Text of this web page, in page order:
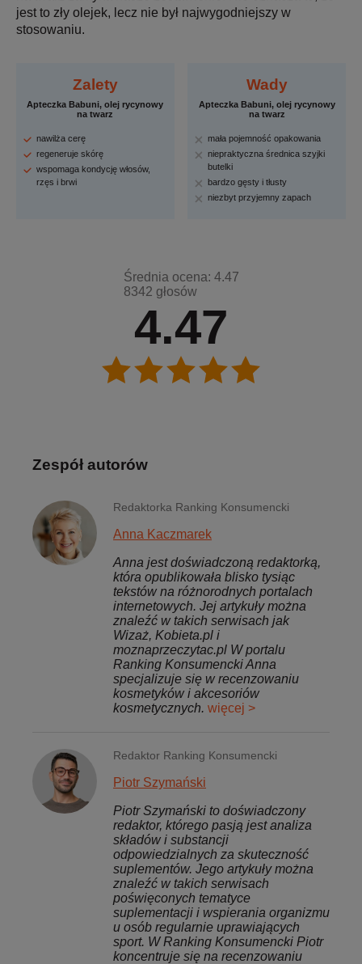
jest to zły olejek, lecz nie był najwygodniejszy w
stosowaniu.
Zalety
Apteczka Babuni, olej rycynowy
na twarz
nawilża cerę
regeneruje skórę
wspomaga kondycję włosów,
rzęs i brwi
Wady
Apteczka Babuni, olej rycynowy
na twarz
mała pojemność opakowania
niepraktyczna średnica szyjki
butelki
bardzo gęsty i tłusty
niezbyt przyjemny zapach
4.47
Średnia ocena: 4.47
8342 głosów
Zespół autorów
Redaktorka Ranking Konsumencki
Anna Kaczmarek
Anna jest doświadczoną redaktorką,
która opublikowała blisko tysiąc
tekstów na różnorodnych portalach
internetowych. Jej artykuły można
znaleźć w takich serwisach jak
Wizaż, Kobieta.pl i
moznaprzeczytac.pl W portalu
Ranking Konsumencki Anna
specjalizuje się w recenzowaniu
kosmetyków i akcesoriów
kosmetycznych. więcej >
Redaktor Ranking Konsumencki
Piotr Szymański
Piotr Szymański to doświadczony
redaktor, którego pasją jest analiza
składów i substancji
odpowiedzialnych za skuteczność
suplementów. Jego artykuły można
znaleźć w takich serwisach
poświęconych tematyce
suplementacji i wspierania organizmu
u osób regularnie uprawiających
sport. W Ranking Konsumencki Piotr
koncentruje się na recenzowaniu